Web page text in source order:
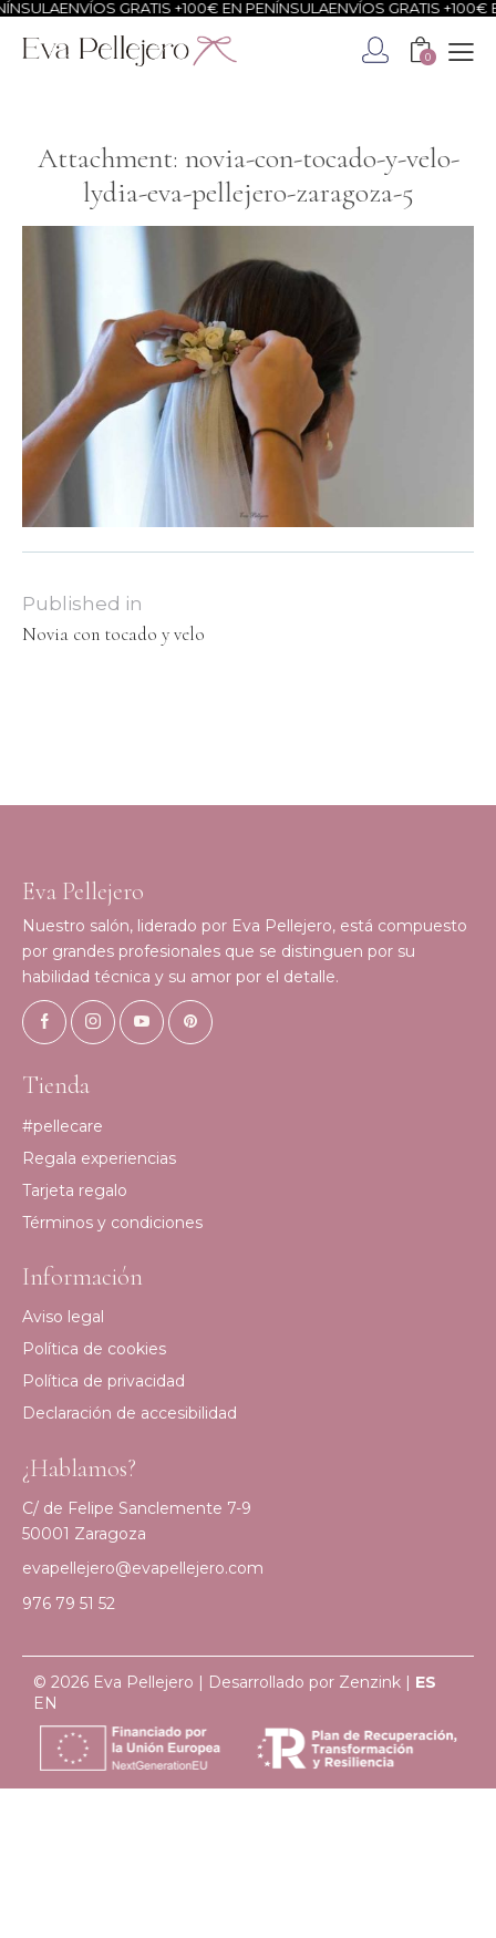
ENVÍOS GRATIS +100€ EN PENÍNSULAENVÍOS GRATIS +100€
0
Attachment: novia-con-tocado-y-velo-
lydia-eva-pellejero-zaragoza-5
Published in
Novia con tocado y velo
Eva Pellejero
Nuestro salón, liderado por Eva Pellejero, está compuesto
por grandes profesionales que se distinguen por su
habilidad técnica y su amor por el detalle.
Tienda
#pellecare
Regala experiencias
Tarjeta regalo
Términos y condiciones
Información
Aviso legal
Política de cookies
Política de privacidad
Declaración de accesibilidad
¿Hablamos?
C/ de Felipe Sanclemente 7-9
50001 Zaragoza
evapellejero@evapellejero.com
976 79 51 52
© 2026 Eva Pellejero | Desarrollado por Zenzink | ES
EN